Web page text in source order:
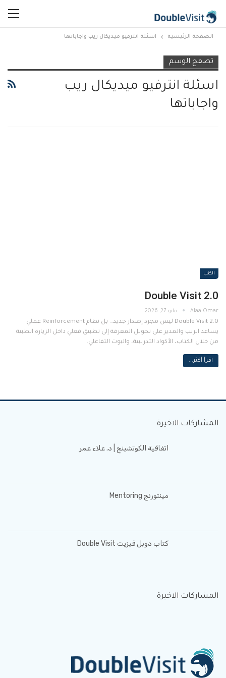
الصفحة الرئيسية اسئلة انترفيو ميديكال ريب واجاباتها
تصفح الوسم
اسئلة انترفيو ميديكال ريب
واجاباتها
الكتب
Double Visit 2.0
مايو 27, 2026
Double Visit 2.0 ليس مجرد إصدار جديد… بل نظام Reinforcement عملي
يساعد الريب والمدير على تحويل المعرفة إلى تطبيق فعلي داخل الزيارة الطبية
من خلال الكتاب، الأكواد التدريبية، والبوت التفاعلي.
اقرأ أكثر...
المشاركات الاخيرة
اتفاقية الكوتشينج | د. علاء عمر
مينتورنج Mentoring
كتاب دوبل فيزيت Double Visit
المشاركات الاخيرة